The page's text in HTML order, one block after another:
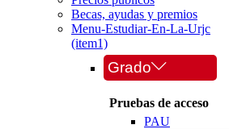
Becas, ayudas y premios
Menu-Estudiar-En-La-Urjc
(item1)
Grado
Pruebas de acceso
PAU